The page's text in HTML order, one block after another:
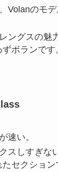
Volanのモ
ングスの魅
ボランで
速い。
スしすぎな
セクション